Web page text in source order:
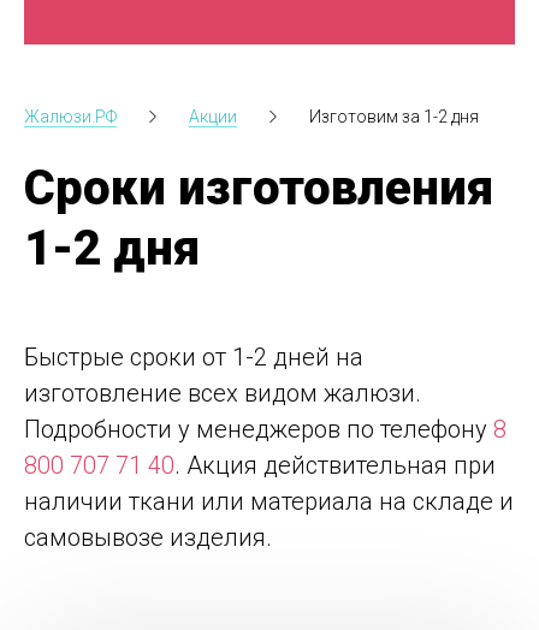
Жалюзи.РФ Акции Изготовим за 1-2 дня
Сроки изготовления
1-2 дня
Быстрые сроки от 1-2 дней на
изготовление всех видом жалюзи.
Подробности у менеджеров по телефону 8
800 707 71 40. Акция действительная при
наличии ткани или материала на складе и
самовывозе изделия.